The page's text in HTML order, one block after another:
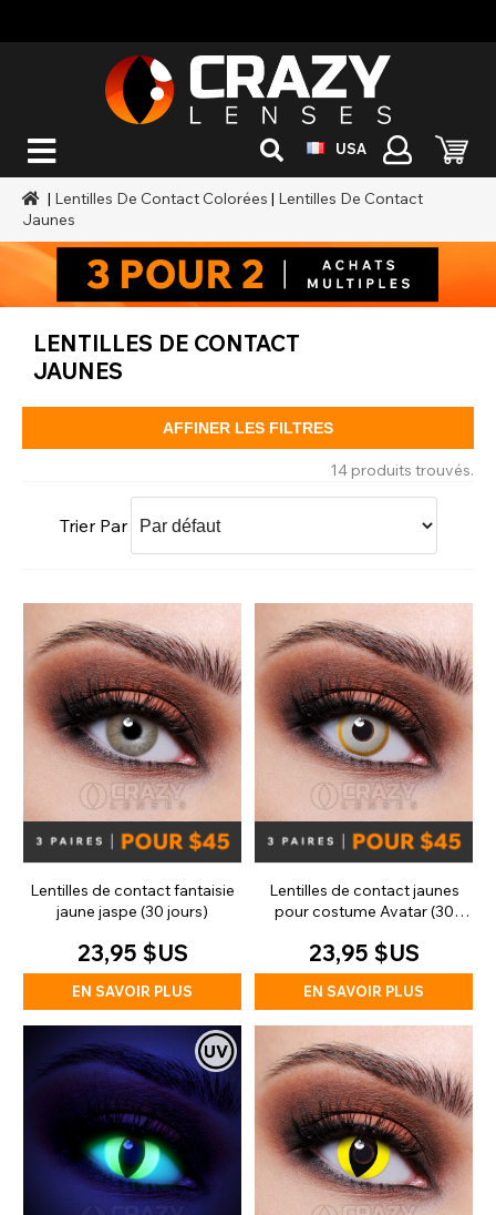
USA
| Lentilles De Contact Colorées | Lentilles De Contact
Jaunes
LENTILLES DE CONTACT
JAUNES
AFFINER LES FILTRES
14 produits trouvés.
Trier Par
Lentilles de contact fantaisie
jaune jaspe (30 jours)
23,95 $US
EN SAVOIR PLUS
Lentilles de contact jaunes
pour costume Avatar (30
23,95 $US
EN SAVOIR PLUS